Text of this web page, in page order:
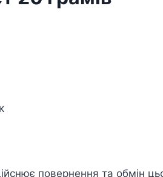
повернення та обмін